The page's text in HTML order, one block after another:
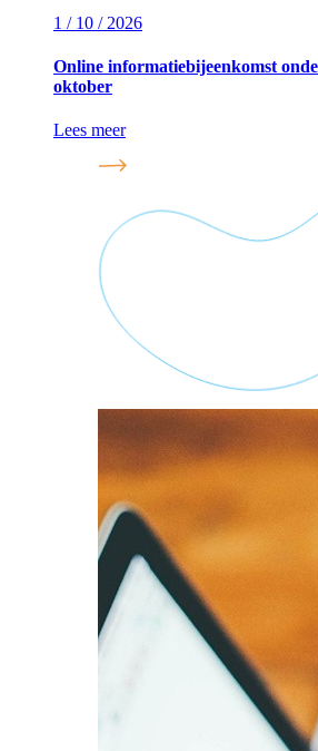
1 / 10 / 2026
Online informatiebijeenkomst
oktober
Lees meer